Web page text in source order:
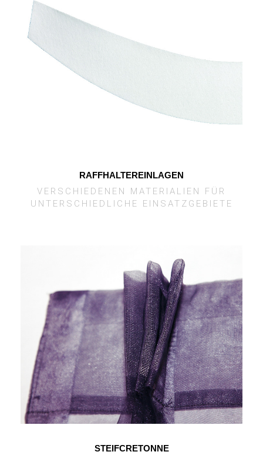
RAFFHALTEREINLAGEN
VERSCHIEDENEN MATERIALIEN FÜR
UNTERSCHIEDLICHE EINSATZGEBIETE
STEIFCRETONNE